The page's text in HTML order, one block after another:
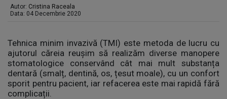
Autor: Cristina Raceala
Data: 04 Decembrie 2020
Tehnica minim invazivă (TMI) este metoda de lucru cu
ajutorul căreia reușim să realizăm diverse manopere
stomatologice conservând cât mai mult substanța
dentară (smalț, dentină, os, țesut moale), cu un confort
sporit pentru pacient, iar refacerea este mai rapidă fără
complicații.